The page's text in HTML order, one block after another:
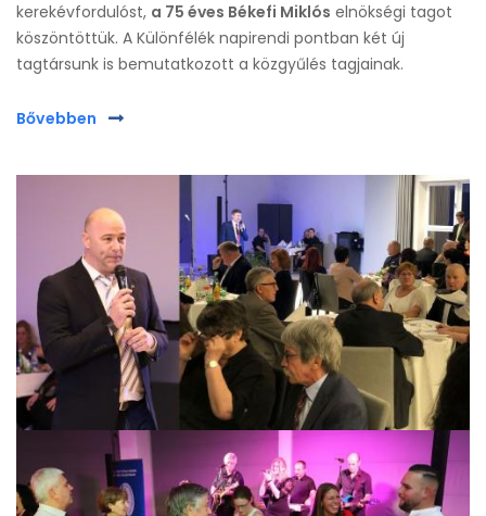
kerekévfordulóst, a 75 éves Békefi Miklós elnökségi tagot
köszöntöttük. A Különfélék napirendi pontban két új
tagtársunk is bemutatkozott a közgyűlés tagjainak.
Bővebben